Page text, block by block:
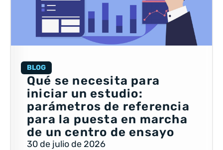
BLOG
Qué se necesita para
iniciar un estudio:
parámetros de referencia
para la puesta en marcha
de un centro de ensayo
30 de julio de 2026